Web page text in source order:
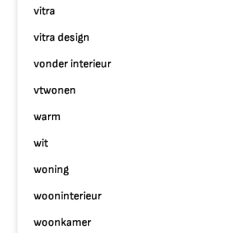
vitra
vitra design
vonder interieur
vtwonen
warm
wit
woning
wooninterieur
woonkamer